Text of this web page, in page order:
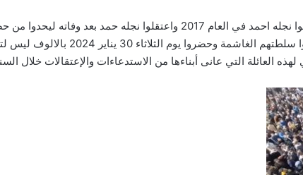
و من الجدير بالذكر أن النظام الإيراني قتلوا نجله احمد في العام 2017 واعتقلوا نجله حمد بعد
في تشييع جثمانه، غير ان الأحوازيين تحدوا سلطتهم الغاشمة
العائلة التي عانى أبناءها من الاستدعاءات والإعتقالات خلال